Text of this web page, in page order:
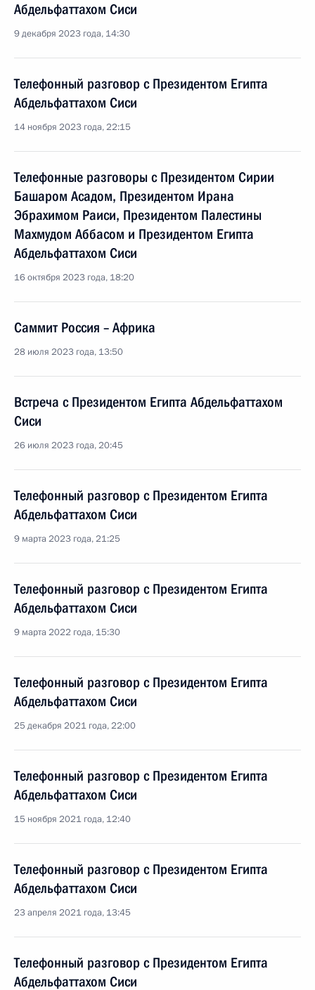
Абдельфаттахом Сиси
9 декабря 2023 года, 14:30
Телефонный разговор с Президентом Египта
Абдельфаттахом Сиси
14 ноября 2023 года, 22:15
Телефонные разговоры с Президентом Сирии
Башаром Асадом, Президентом Ирана
Эбрахимом Раиси, Президентом Палестины
Махмудом Аббасом и Президентом Египта
Абдельфаттахом Сиси
16 октября 2023 года, 18:20
Саммит Россия – Африка
28 июля 2023 года, 13:50
Встреча с Президентом Египта Абдельфаттахом
Сиси
26 июля 2023 года, 20:45
Телефонный разговор с Президентом Египта
Абдельфаттахом Сиси
9 марта 2023 года, 21:25
Телефонный разговор с Президентом Египта
Абдельфаттахом Сиси
9 марта 2022 года, 15:30
Телефонный разговор с Президентом Египта
Абдельфаттахом Сиси
25 декабря 2021 года, 22:00
Телефонный разговор с Президентом Египта
Абдельфаттахом Сиси
15 ноября 2021 года, 12:40
Телефонный разговор с Президентом Египта
Абдельфаттахом Сиси
23 апреля 2021 года, 13:45
Телефонный разговор с Президентом Египта
Абдельфаттахом Сиси